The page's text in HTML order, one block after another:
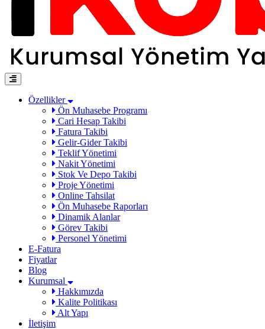
Özellikler
Ön Muhasebe Programı
Cari Hesap Takibi
Fatura Takibi
Gelir-Gider Takibi
Teklif Yönetimi
Nakit Yönetimi
Stok Ve Depo Takibi
Proje Yönetimi
Online Tahsilat
Ön Muhasebe Raporları
Dinamik Alanlar
Görev Takibi
Personel Yönetimi
E-Fatura
Fiyatlar
Blog
Kurumsal
Hakkımızda
Kalite Politikası
Alt Yapı
İletişim